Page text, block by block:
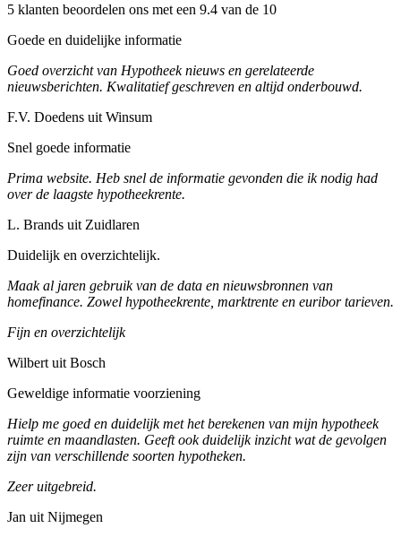
5 klanten beoordelen ons met een 9.4 van de 10
Goede en duidelijke informatie
Goed overzicht van Hypotheek nieuws en gerelateerde
nieuwsberichten. Kwalitatief geschreven en altijd onderbouwd.
F.V. Doedens uit Winsum
Snel goede informatie
Prima website. Heb snel de informatie gevonden die ik nodig had
over de laagste hypotheekrente.
L. Brands uit Zuidlaren
Duidelijk en overzichtelijk.
Maak al jaren gebruik van de data en nieuwsbronnen van
homefinance. Zowel hypotheekrente, marktrente en euribor tarieven.
Fijn en overzichtelijk
Wilbert uit Bosch
Geweldige informatie voorziening
Hielp me goed en duidelijk met het berekenen van mijn hypotheek
ruimte en maandlasten. Geeft ook duidelijk inzicht wat de gevolgen
zijn van verschillende soorten hypotheken.
Zeer uitgebreid.
Jan uit Nijmegen